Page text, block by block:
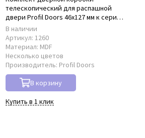
телескопический для распашной
двери Profil Doors 46x127 мм к серии
PD
В наличии
Артикул: 1260
Материал: MDF
Несколько цветов
Производитель: Profil Doors
В корзину
Купить в 1 клик